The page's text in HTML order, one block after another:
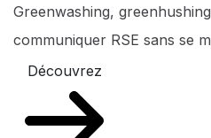
Greenwashing,
communiquer RSE sans se
Découvrez